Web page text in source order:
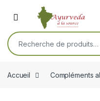
Skip to navigation
Skip to content
Open
Recherche pour :
Accueil Compléments